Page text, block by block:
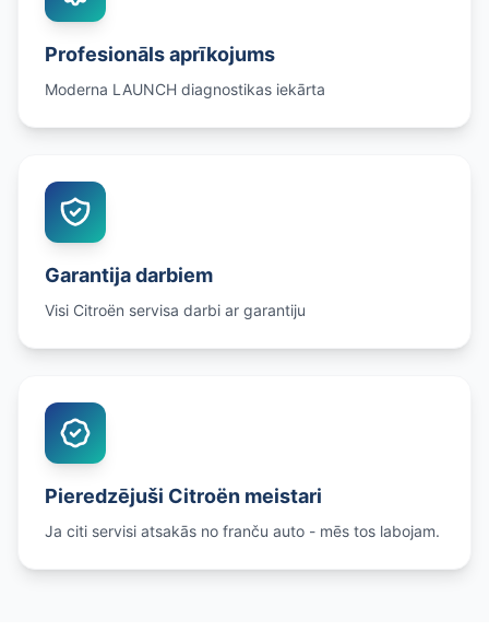
Profesionāls aprīkojums
Moderna LAUNCH diagnostikas iekārta
Garantija darbiem
Visi Citroën servisa darbi ar garantiju
Pieredzējuši Citroën meistari
Ja citi servisi atsakās no franču auto - mēs tos labojam.